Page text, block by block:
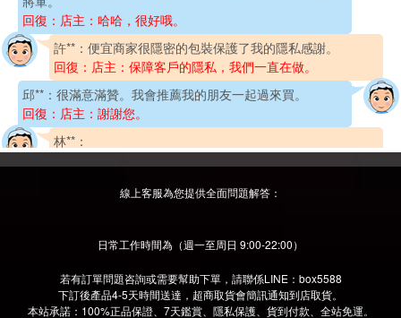
方*[0933****5556]
1分鐘前
韓國 VINIX-50 威而鋼極硬速勃口溶片50mg
吳*[0978****3934]
半小時前
韓國 VINIX-50 威而鋼極硬速勃口溶片50mg
高雄
鐘*[0951****5109]
韓國 VINIX-50 威而鋼極硬速勃口溶片50mg
韓國 VINIX-50 威而鋼極硬速勃口溶片50mg
桃園
鄭*[0966****4556]
韓國 VINIX-50 威而鋼極硬速勃口溶片50mg
新北
趙*[0978****7680]
2分鐘前
韓國 VINIX-50 威而鋼極硬速勃口溶片50mg
楊*[0920****1680]
韓國 VINIX-50 威而鋼極硬速勃口溶片50mg
韓國 VINIX-50 威而鋼極硬速勃口溶片50mg
楊*[0956****8154]
蘇**：
好久不見的信心回來了老婆昨晚一直求饒當了回床上堅挺
將軍。
回復：店主：哈哈，很好哦。
許**： 便宜商家很隱密的包裝保護了我的隱私感謝。
回復：店主：保障客戶的隱私，我們一直在做。
哇大叫。
陳**：用著效果還不錯
回復：店主:客戶滿意，是我們追求的目標。
線上客服為您提供全面問題解答：
日常工作時間為（週一至周日 9:00-22:00）
若有訂單問題咨詢或需要幫助下單，請聯係LINE：box5588
下訂後產品4-5天時間送達，超商取貨會簡訊通知到店取貨。
本站承諾：100%正品保證、7天鑑賞、隱私保護、貨到付款、全站免運。